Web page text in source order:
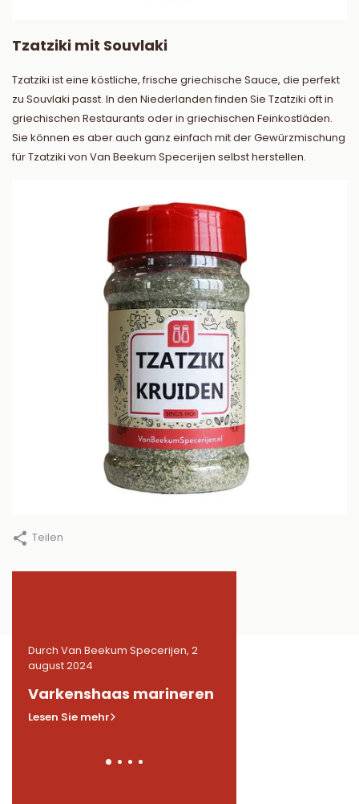
Tzatziki mit Souvlaki
Tzatziki ist eine köstliche, frische griechische Sauce, die perfekt
zu Souvlaki passt. In den Niederlanden finden Sie Tzatziki oft in
griechischen Restaurants oder in griechischen Feinkostläden.
Sie können es aber auch ganz einfach mit der Gewürzmischung
für Tzatziki von Van Beekum Specerijen selbst herstellen.
Teilen
Durch Van Beekum Specerijen, 2
august 2024
Varkenshaas marineren
Lesen Sie mehr